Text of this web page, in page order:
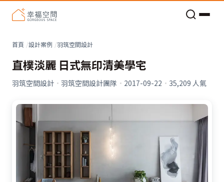
首頁 設計案例 羽筑空間設計
直樸淡麗 日式無印清美學宅
羽筑空間設計 · 羽筑空間設計團隊 · 2017-09-22 · 35,209 人氣